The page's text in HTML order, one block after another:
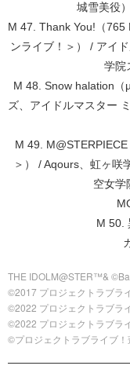
城雪美役
M 47. Thank You!（765
ンライブ！＞） / アイ
学院
M 48. Snow halation（
ズ、アイドルマスター
M 49.
＞） / Aqours、虹ヶ咲
空女学
M 50.
THE IDOLM@STER™&
©2017 プロジェクトラブラ
©2022 プロジェクトラブラ
©2022 プロジェクトラブラ
©プロジェクトラブライブ